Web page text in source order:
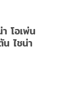
โอเพ่น
ไชน่า